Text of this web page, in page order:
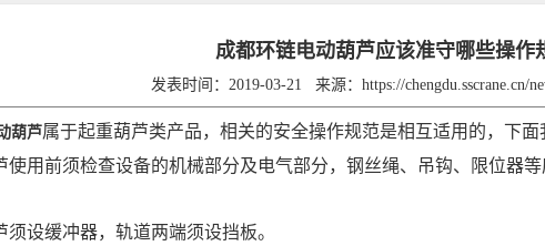
成都环链电动葫芦应该准守哪些操作
发表时间：2019-03-21 来源： https://chengdu.sscrane.cn/
葫芦属于起重葫芦类产品，相关的安全操作规范是相互适用的，下面
使用前须检查设备的机械部分及电气部分，钢丝绳、吊钩、限位器
须设缓冲器，轨道两端须设挡板。